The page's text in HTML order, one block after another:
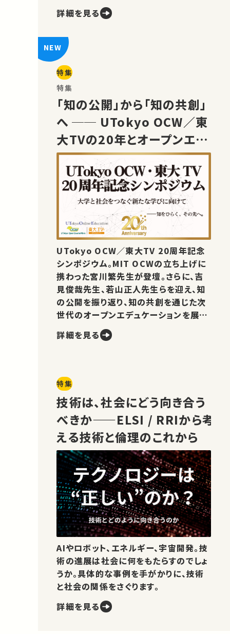
詳細を見る
特集
特集
「知の公開」から「知の共創」
へ ── UTokyo OCW／東
大TVの20年とオープンエデ
ュケーションの未来
UTokyo OCW／東大TV 20周年記念
シンポジウム。MIT OCWの立ち上げに
携わった宮川繁先生が登壇。さらに、吉
見俊哉先生、若山正人先生らを迎え、知
の公開を振り返り、知の共創を通じた次
世代のオープンエデュケーションを展望
詳細を見る
特集
技術は、社会にどう向き合う
べきか——ELSI / RRIから考
える技術と倫理のこれから
AIやロボット、エネルギー、宇宙開発。技
術の進展は社会に何をもたらすのでしょ
うか。具体的な事例を手がかりに、技術
と社会の関係をさぐります。
詳細を見る